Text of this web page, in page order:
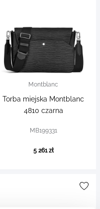
Montblanc
Torba miejska Montblanc
4810 czarna
MB199331
5 261 zł